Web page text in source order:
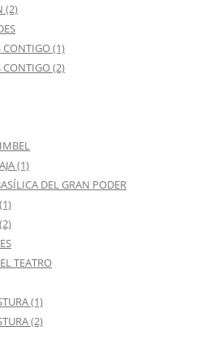
(2)
CONTIGO (1)
CONTIGO (2)
(1)
DEL GRAN PODER
TEATRO
(1)
(2)